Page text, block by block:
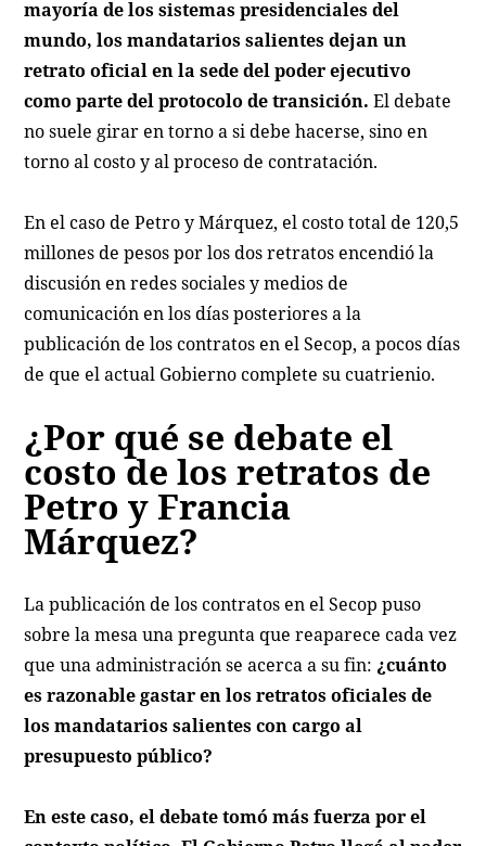
mayoría de los sistemas presidenciales del
mundo, los mandatarios salientes dejan un
retrato oficial en la sede del poder ejecutivo
como parte del protocolo de transición. El debate
no suele girar en torno a si debe hacerse, sino en
torno al costo y al proceso de contratación.
En el caso de Petro y Márquez, el costo total de 120,5
millones de pesos por los dos retratos encendió la
discusión en redes sociales y medios de
comunicación en los días posteriores a la
publicación de los contratos en el Secop, a pocos días
de que el actual Gobierno complete su cuatrienio.
¿Por qué se debate el
costo de los retratos de
Petro y Francia
Márquez?
La publicación de los contratos en el Secop puso
sobre la mesa una pregunta que reaparece cada vez
que una administración se acerca a su fin: ¿cuánto
es razonable gastar en los retratos oficiales de
los mandatarios salientes con cargo al
presupuesto público?
En este caso, el debate tomó más fuerza por el